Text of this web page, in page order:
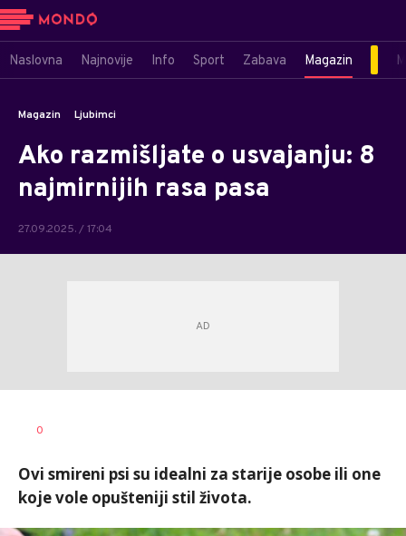
Naslovna Najnovije Info Sport Zabava Magazin
Magazin Ljubimci
Ako razmišljate o usvajanju: 8
najmirnijih rasa pasa
27.09.2025. / 17:04
AUTOR
0
Ovi smireni psi su idealni za starije osobe ili one
koje vole opušteniji stil života.